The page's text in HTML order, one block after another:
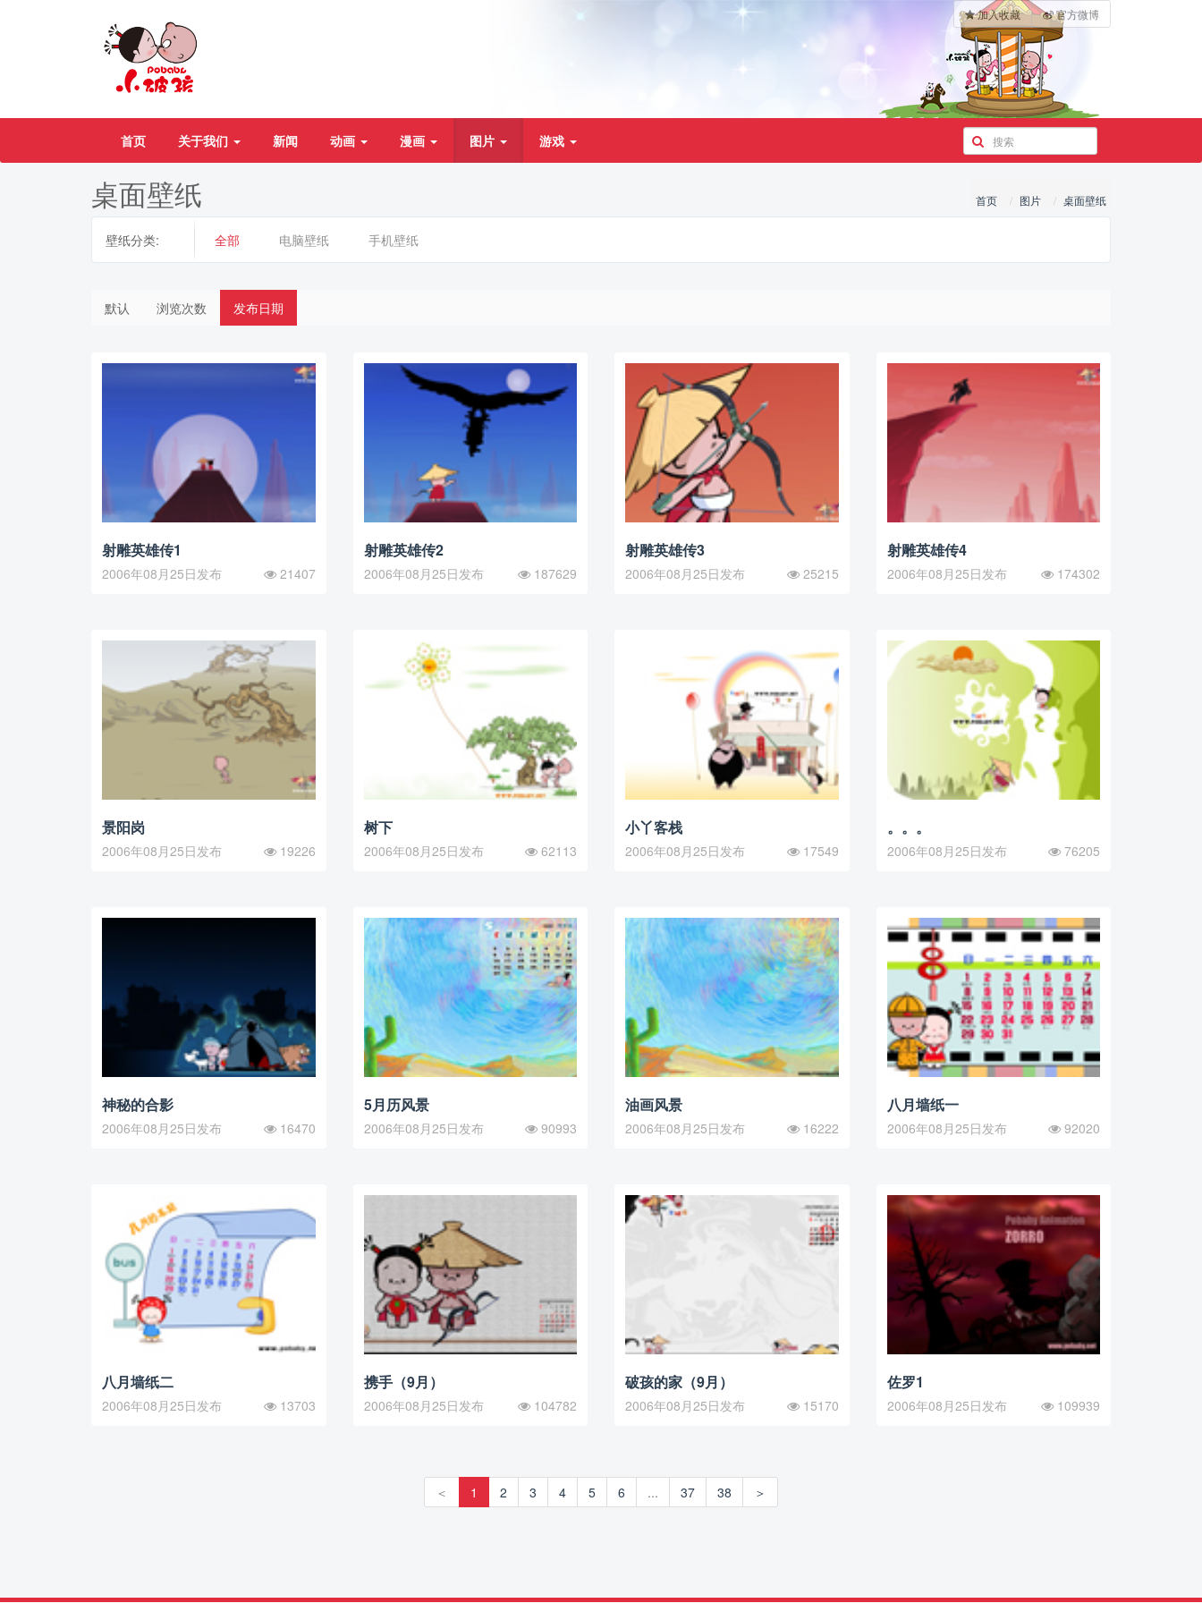
加入收藏 官方微博
首页 关于我们 新闻 动画 漫画 图片 游戏
桌面壁纸 首页 图片 桌面壁纸
壁纸分类: 全部 电脑壁纸 手机壁纸
默认 浏览次数 发布日期
射雕英雄传1
2006年08月25日发布 21407
射雕英雄传2
2006年08月25日发布 187629
射雕英雄传3
2006年08月25日发布 25215
射雕英雄传4
2006年08月25日发布 174302
景阳岗
2006年08月25日发布 19226
树下
2006年08月25日发布 62113
小丫客栈
2006年08月25日发布 17549
。。。
2006年08月25日发布 76205
神秘的合影
2006年08月25日发布 16470
5月历风景
2006年08月25日发布 90993
油画风景
2006年08月25日发布 16222
八月墙纸一
2006年08月25日发布 92020
八月墙纸二
2006年08月25日发布 13703
携手（9月）
2006年08月25日发布 104782
破孩的家（9月）
2006年08月25日发布 15170
佐罗1
2006年08月25日发布 109939
＜ 1 2 3 4 5 6 ... 37 38 ＞